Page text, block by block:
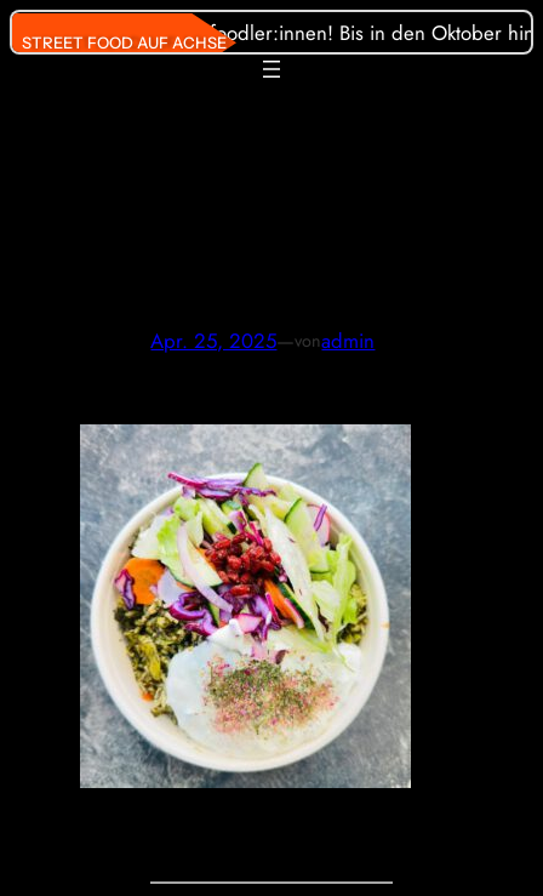
Direkt
zum
STREET FOOD AUF ACHSE
und unsere Streetfoodler:innen! Bis in den Oktober
Apr. 25, 2025—vonadmin